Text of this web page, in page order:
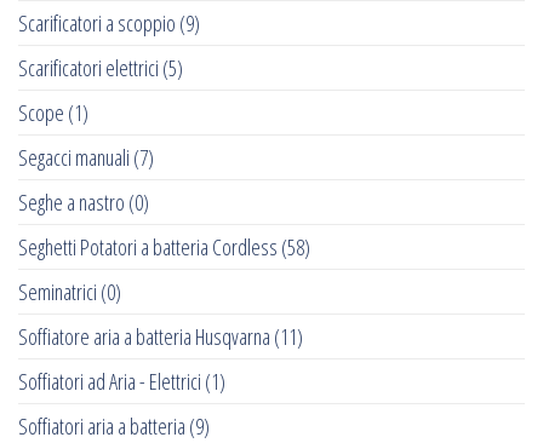
Scarificatori a scoppio (9)
Scarificatori elettrici (5)
Scope (1)
Segacci manuali (7)
Seghe a nastro (0)
Seghetti Potatori a batteria Cordless (58)
Seminatrici (0)
Soffiatore aria a batteria Husqvarna (11)
Soffiatori ad Aria - Elettrici (1)
Soffiatori aria a batteria (9)